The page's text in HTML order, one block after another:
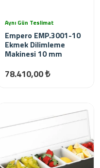
Aynı Gün Teslimat
Empero EMP.3001-10
Ekmek Dilimleme
Makinesi 10 mm
78.410,00 ₺